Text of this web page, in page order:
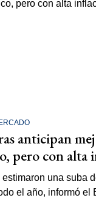
anticipan
pero con alta